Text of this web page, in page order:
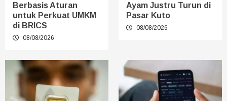
Berbasis Aturan
untuk Perkuat UMKM
di BRICS
08/08/2026
Ayam Justru Turun di
Pasar Kuto
08/08/2026